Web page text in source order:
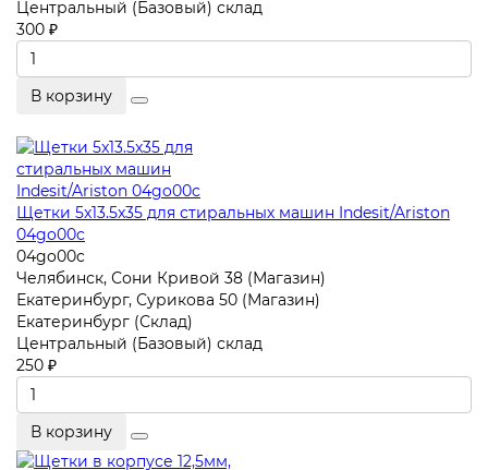
Центральный (Базовый) склад
300 ₽
В корзину
Щетки 5x13.5x35 для стиральных машин Indesit/Ariston
04go00c
04go00c
Челябинск, Сони Кривой 38 (Магазин)
Екатеринбург, Сурикова 50 (Магазин)
Екатеринбург (Склад)
Центральный (Базовый) склад
250 ₽
В корзину